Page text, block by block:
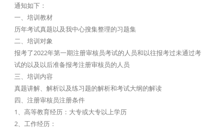
通知如下：
一、培训教材
历年考试真题以及我中心搜集整理的习题集
二、培训对象
报考了2022年第一期注册审核员考试的人员和以往报考过未通过考
试的以及以后准备报考注册审核员的人员
三、培训内容
真题讲解、解析以及练习题的解析和考试大纲的解读
四、注册审核员注册条件
1、高等教育经历：大专或大专以上学历
2、工作经历：